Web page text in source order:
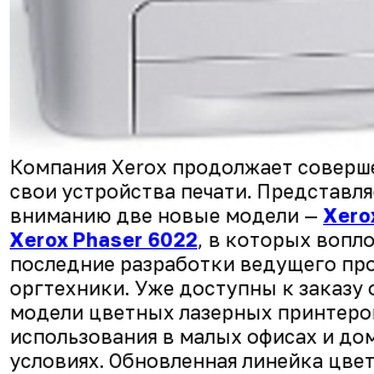
Компания Xerox продолжает
свои устройства печати.
вниманию две новые модели —
Xerox Phaser 6022, в которых
последние разработки ведущего
оргтехники. Уже доступны к заказу
модели цветных лазерных
использования в малых офисах и
условиях. Обновленная линейка